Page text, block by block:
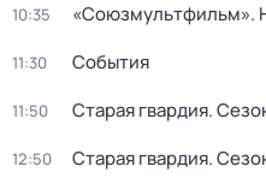
10:35 «Союзмультфильм».
11:30 События
11:50 Старая гвардия.
12:50 Старая гвардия.